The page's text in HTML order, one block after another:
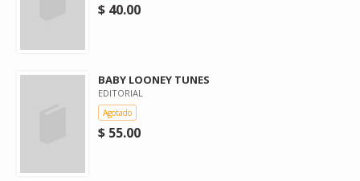
$ 40.00
BABY LOONEY TUNES
EDITORIAL
Agotado
$ 55.00